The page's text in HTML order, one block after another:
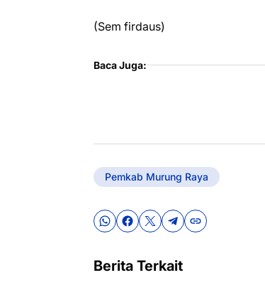
(Sem firdaus)
Baca Juga:
Pemkab Murung Raya
Berita Terkait